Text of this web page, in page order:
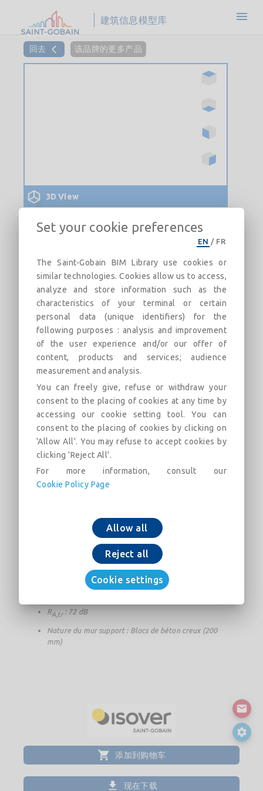
建筑信息模型库
回去 该品牌的更多产品
3D View
ITI - Optima sur mur blocs béton -
GR32 160 mm
Doublage sous ossature de paroi en blocs de béton
creux - Système OPTIMA MUR d'ISOVER
描述 類別 連結 市場
Cet objet décrit un doublage sous ossature métallique selon
procédé OPTIMA MUR d'ISOVERd'une paroi en blocs
de béton creux de 200 mm, intégrant un isolant
Epaisseur totale (mur+doublage) : 396 mm
Epaisseur de l'isolant : 160 mm
Résistance thermique de l'isolant : 5 m².K/W
: 0,18 W/(m².K)
RA,tr: 72 dB
Nature du mur support : Blocs de béton creux (200
mm)
添加到购物车
现在下载
Set your cookie preferences
EN / FR
The Saint-Gobain BIM Library use cookies or
similar technologies. Cookies allow us to access,
analyze and store information such as the
characteristics of your terminal or certain
personal data (unique identifiers) for the
following purposes : analysis and improvement
of the user experience and/or our offer of
content, products and services; audience
measurement and analysis.
You can freely give, refuse or withdraw your
consent to the placing of cookies at any time by
accessing our cookie setting tool. You can
consent to the placing of cookies by clicking on
'Allow All'. You may refuse to accept cookies by
clicking 'Reject All'.
For more information, consult our
Cookie Policy Page
Allow all
Reject all
Cookie settings